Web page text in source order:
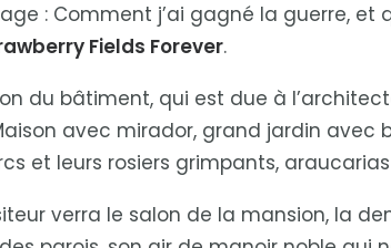
: Comment j’ai gagné la guerre, et
Fields Forever.
du bâtiment, qui est due à
avec mirador, grand jardin
et leurs rosiers grimpants,
verra le salon de la mansion, la